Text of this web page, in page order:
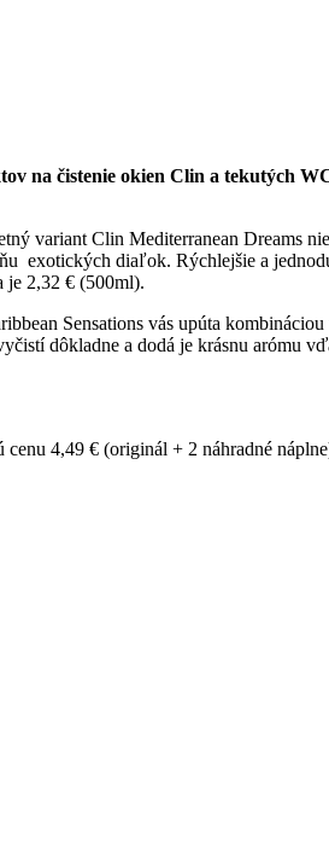
na čistenie okien Clin a tekutých
variant Clin Mediterranean Dreams
exotických diaľok. Rýchlejšie a
je 2,32 € (500ml).
Sensations vás upúta
dôkladne a dodá je krásnu arómu
4,49 € (originál + 2 náhradné